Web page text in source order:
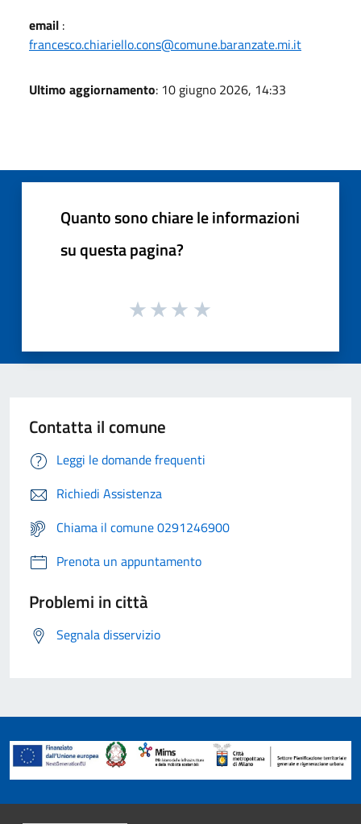
email :
francesco.chiariello.cons@comune.baranzate.mi.it
Ultimo aggiornamento: 10 giugno 2026, 14:33
Quanto sono chiare le informazioni
su questa pagina?
Contatta il comune
Leggi le domande frequenti
Richiedi Assistenza
Chiama il comune 0291246900
Prenota un appuntamento
Problemi in città
Segnala disservizio